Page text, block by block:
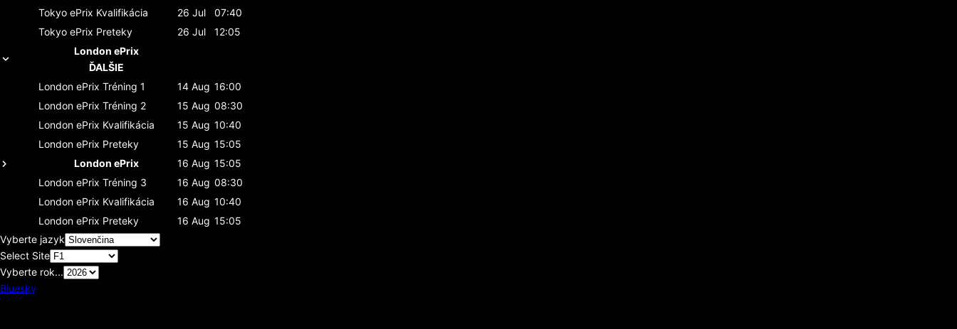
Tokyo ePrix Kvalifikácia 26 Jul
07:40
Tokyo ePrix Preteky 26 Jul
12:05
London ePrix
ĎALŠIE
London ePrix Tréning 1 14 Aug 16:00
London ePrix Tréning 2 15 Aug 08:30
London ePrix Kvalifikácia 15 Aug 10:40
London ePrix Preteky 15 Aug 15:05
London ePrix
16 Aug 15:05
London ePrix Tréning 3 16 Aug 08:30
London ePrix Kvalifikácia 16 Aug 10:40
London ePrix Preteky 16 Aug 15:05
Vyberte jazyk
Select Site
Vyberte rok...
Bluesky